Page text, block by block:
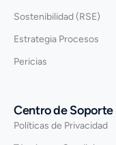
Sostenibilidad (RSE)
Estrategia Procesos
Pericias
Centro de Soporte
Políticas de Privacidad